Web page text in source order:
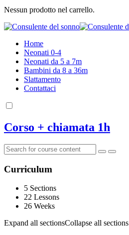
Nessun prodotto nel carrello.
Home
Neonati 0-4
Neonati da 5 a 7m
Bambini da 8 a 36m
Slattamento
Contattaci
Corso + chiamata 1h
Curriculum
5 Sections
22 Lessons
26 Weeks
Expand all sectionsCollapse all sections